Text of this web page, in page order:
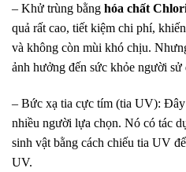
– Khử trùng bằng hóa chất
quả rất cao, tiết kiệm chi phí,
và không còn mùi khó chịu.
ảnh hưởng đến sức khỏe người sử
– Bức xạ tia cực tím (tia UV):
nhiều người lựa chọn. Nó có tác
sinh vật bằng cách chiếu tia UV
UV.